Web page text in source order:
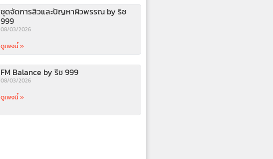
ชุดจัดการสิวและปัญหาผิวพรรณ by ริช
999
08/03/2026
ดูเพจนี้ »
FM Balance by ริช 999
08/03/2026
ดูเพจนี้ »